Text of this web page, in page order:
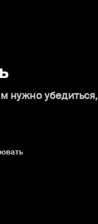
нужно убедиться,